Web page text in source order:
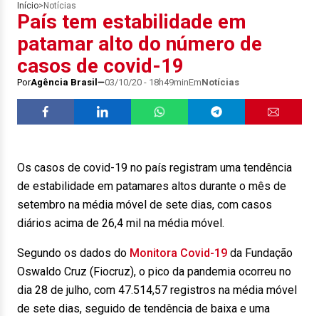
Início> Notícias
País tem estabilidade em
patamar alto do número de
casos de covid-19
PorAgência Brasil 03/10/20 - 18h49minEmNotícias
Os casos de covid-19 no país registram uma tendência
de estabilidade em patamares altos durante o mês de
setembro na média móvel de sete dias, com casos
diários acima de 26,4 mil na média móvel.
Segundo os dados do Monitora Covid-19 da Fundação
Oswaldo Cruz (Fiocruz), o pico da pandemia ocorreu no
dia 28 de julho, com 47.514,57 registros na média móvel
de sete dias, seguido de tendência de baixa e uma